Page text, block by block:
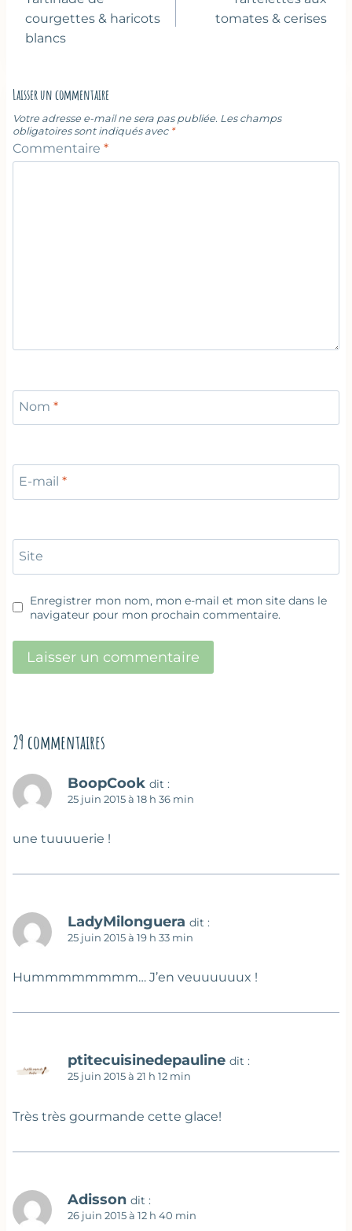
l’article
courgettes & haricots
blancs
tomates & cerises
Laisser un commentaire
Votre adresse e-mail ne sera pas publiée. Les champs
obligatoires sont indiqués avec *
Commentaire *
Nom *
E-mail *
Site
Enregistrer mon nom, mon e-mail et mon site dans le
navigateur pour mon prochain commentaire.
29 commentaires
BoopCook dit :
25 juin 2015 à 18 h 36 min
une tuuuuerie !
LadyMilonguera dit :
25 juin 2015 à 19 h 33 min
Hummmmmmmm… J’en veuuuuuux !
ptitecuisinedepauline dit :
25 juin 2015 à 21 h 12 min
Très très gourmande cette glace!
Adisson dit :
26 juin 2015 à 12 h 40 min